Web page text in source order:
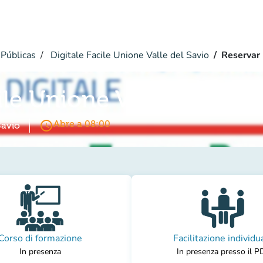
Digitale Facile Unione Valle del Savio Reservar
Unione Valle del Savio
access_timeAbre a 08:00
di formazione
In presenza
Facilitazione
In presenza presso il